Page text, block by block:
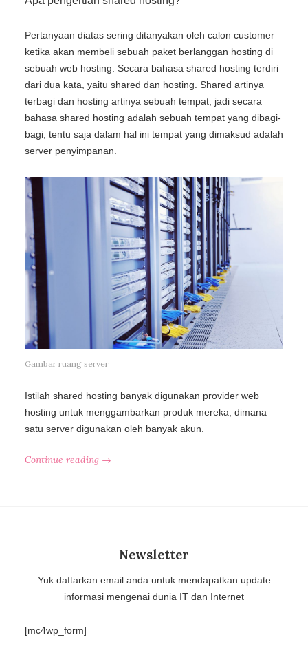
Pertanyaan diatas sering ditanyakan oleh calon customer
ketika akan membeli sebuah paket berlanggan hosting di
sebuah web hosting. Secara bahasa shared hosting terdiri
dari dua kata, yaitu shared dan hosting. Shared artinya
terbagi dan hosting artinya sebuah tempat, jadi secara
bahasa shared hosting adalah sebuah tempat yang dibagi-
bagi, tentu saja dalam hal ini tempat yang dimaksud adalah
server penyimpanan.
Gambar ruang server
Istilah shared hosting banyak digunakan provider web
hosting untuk menggambarkan produk mereka, dimana
satu server digunakan oleh banyak akun.
Continue reading →
Newsletter
Yuk daftarkan email anda untuk mendapatkan update
informasi mengenai dunia IT dan Internet
[mc4wp_form]